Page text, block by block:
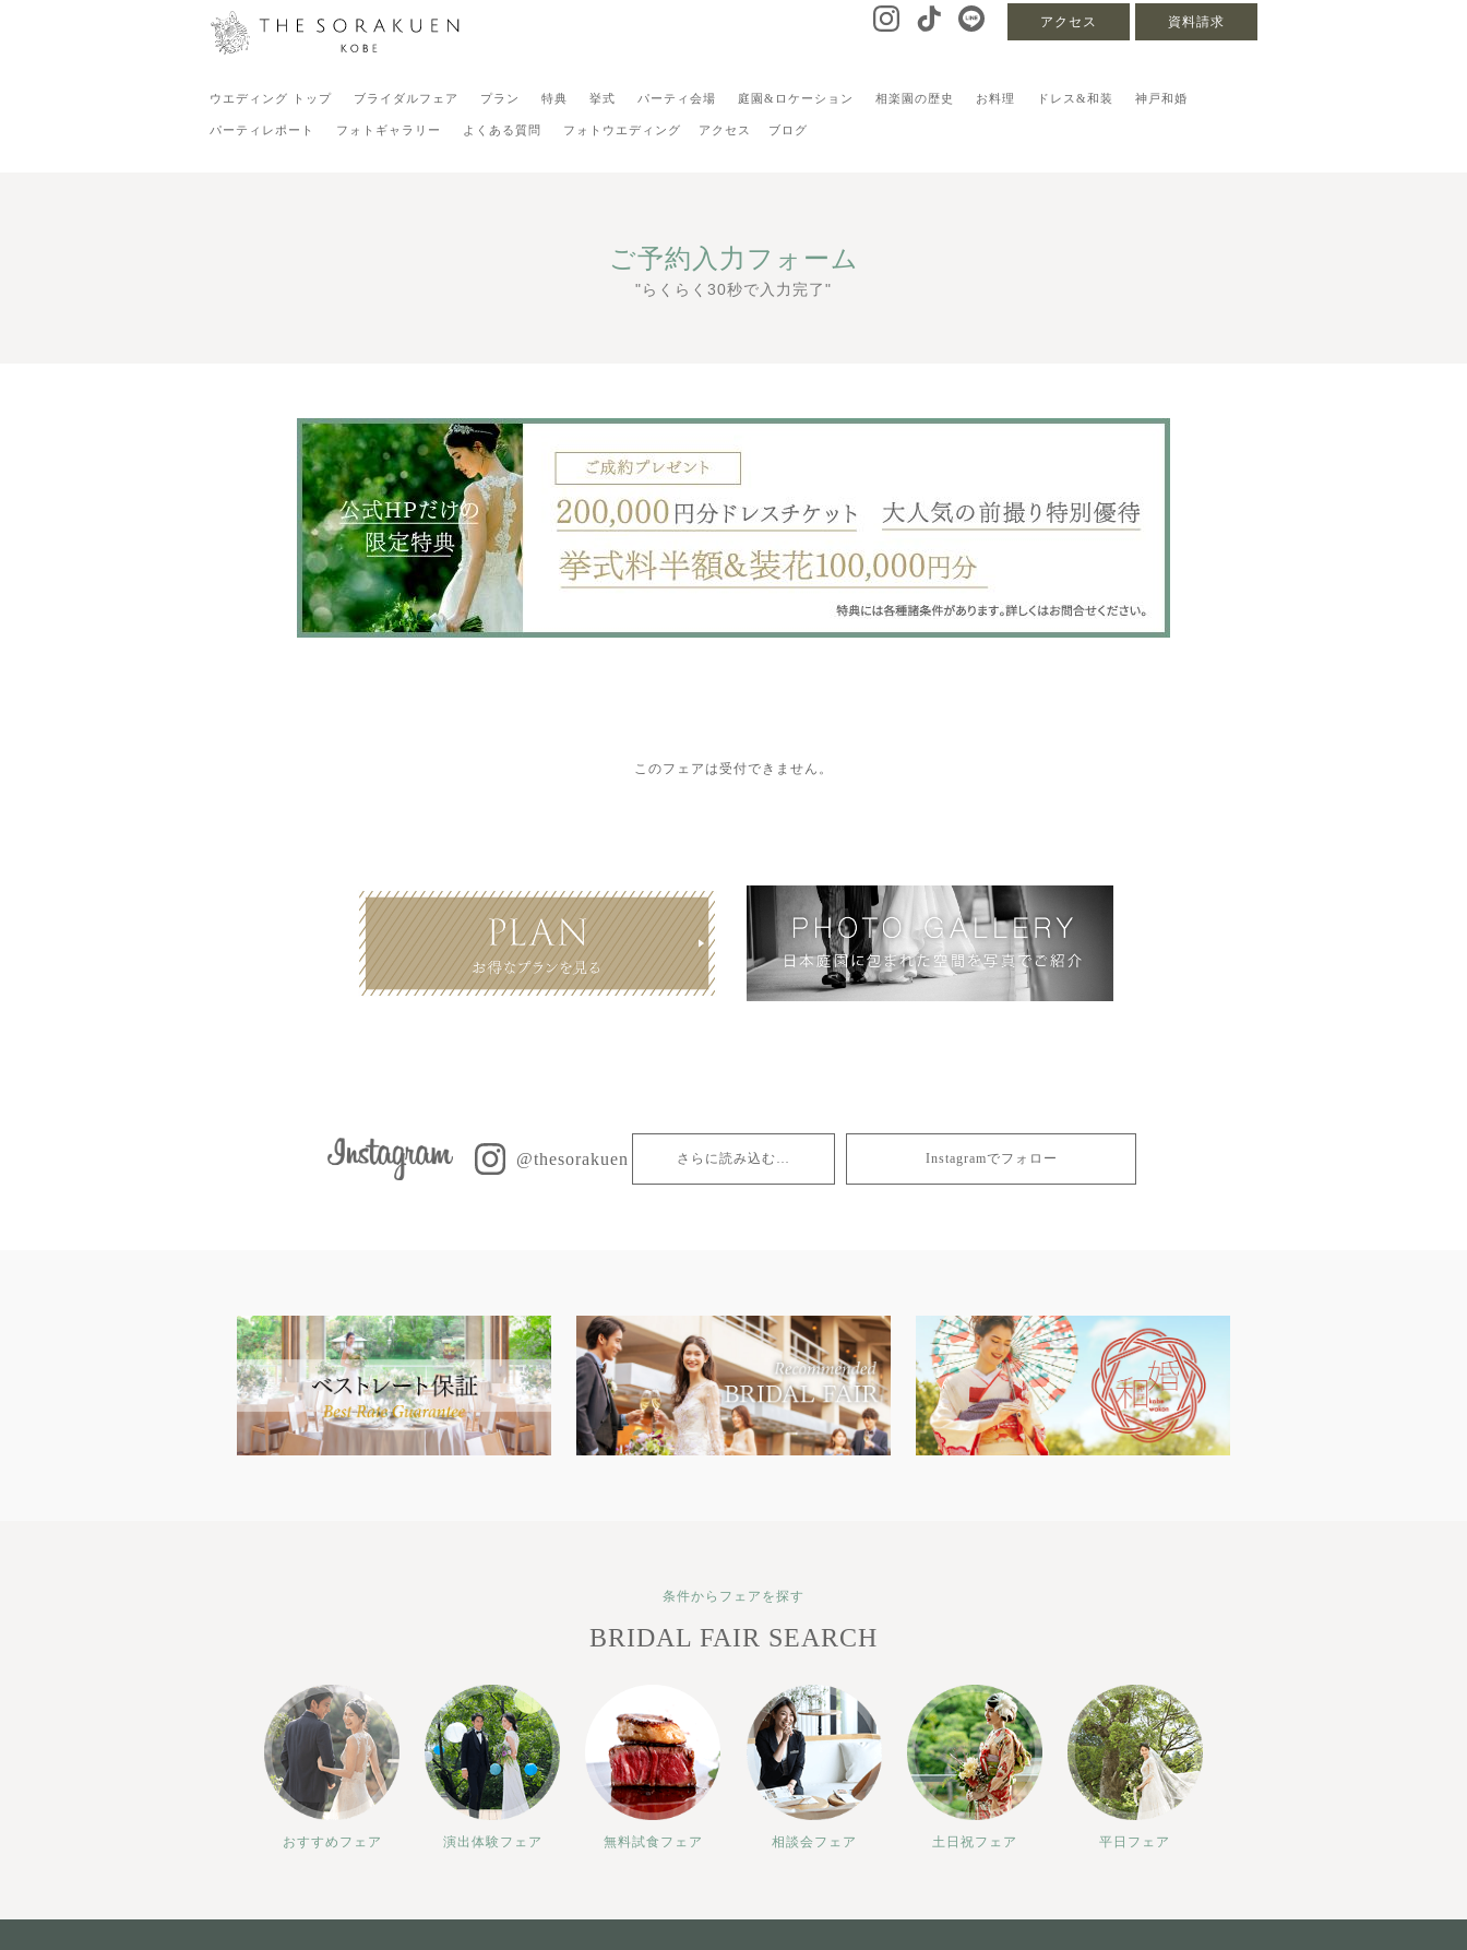
資料請求
アクセス
ウエディング トップ ブライダルフェア プラン 特典 挙式 パーティ会場 庭園&ロケーション 相楽園の歴史 お料理 ドレス&和装 神戸和婚
パーティレポート フォトギャラリー よくある質問 フォトウエディング アクセス ブログ
ご予約入力フォーム
"らくらく30秒で入力完了"
このフェアは受付できません。
@thesorakuen さらに読み込む… Instagramでフォロー
条件からフェアを探す
BRIDAL FAIR SEARCH
おすすめフェア 演出体験フェア 無料試食フェア 相談会フェア 土日祝フェア 平日フェア